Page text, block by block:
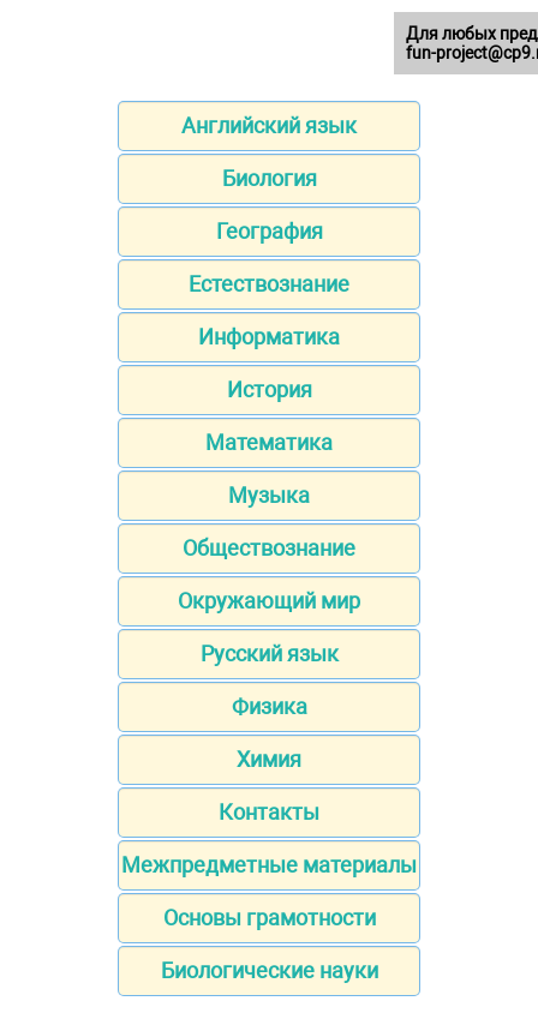
Английский язык
Биология
География
Естествознание
Информатика
История
Математика
Музыка
Обществознание
Окружающий мир
Русский язык
Физика
Химия
Контакты
Межпредметные материалы
Основы грамотности
Биологические науки
Для любых
fun-